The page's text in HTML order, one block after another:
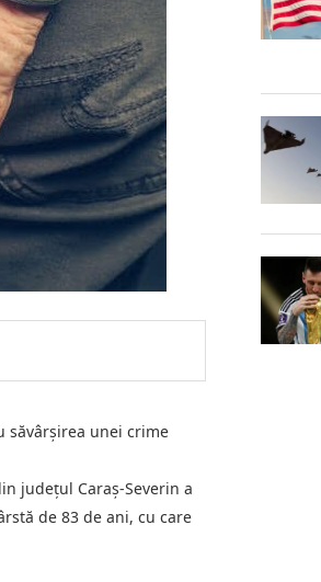
săvârșirea unei crime
județul Caraș-Severin a
de 83 de ani, cu care